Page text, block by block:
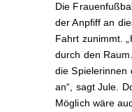
Die
derAnpfiff an
Fahrt zunimmt.
durch den
die Spielerinnen
an“, sagt Jule.
Möglich wäre